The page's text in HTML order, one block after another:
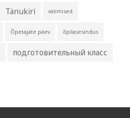
Tänukiri valimised
Õpetajate päev õpilasesindus
подготовительный класс